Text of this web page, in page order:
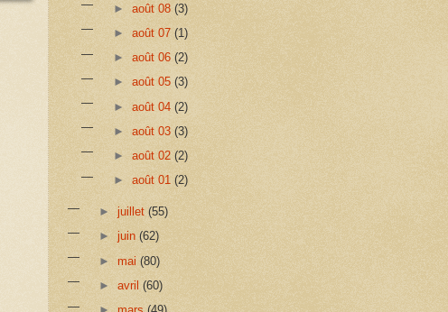
► août 08 (3)
► août 07 (1)
► août 06 (2)
► août 05 (3)
► août 04 (2)
► août 03 (3)
► août 02 (2)
► août 01 (2)
►juillet(55)
►juin(62)
►mai(80)
►avril(60)